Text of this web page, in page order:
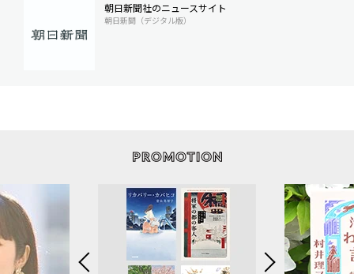
朝日新聞社のニュースサイト
朝日新聞（デジタル版）